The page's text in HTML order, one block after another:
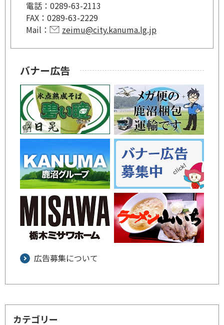
電話： 0289-63-2113
FAX： 0289-63-2229
Mail：
zeimu@city.kanuma.lg.jp
バナー広告
広告募集について
カテゴリー